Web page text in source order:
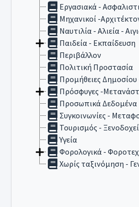
Εργασιακά -
Μηχανικοί -
Ναυτιλία - Αλιεία -
Παιδεία - Εκπαίδευση
Περιβάλλον
Πολιτική Προστασία
Προμήθειες Δημοσίου
Πρόσφυγες -
Προσωπικά Δεδομένα
Συγκοινωνίες -
Τουρισμός -
Υγεία
Φορολογικά -
Χωρίς ταξινόμηση -